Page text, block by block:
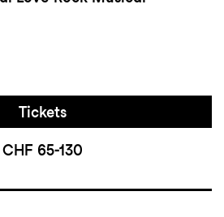
sein Kurzfilm
Berlin einen Preis
Tickets
CHF 65-130